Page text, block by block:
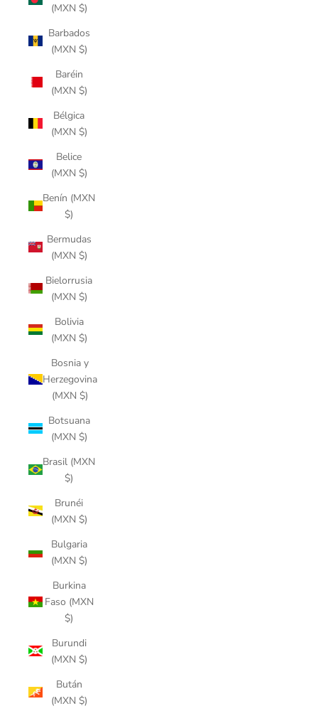
(MXN $)
Barbados
(MXN $)
Baréin
(MXN $)
Bélgica
(MXN $)
Belice
(MXN $)
Benín (MXN
$)
Bermudas
(MXN $)
Bielorrusia
(MXN $)
Bolivia
(MXN $)
Bosnia y
Herzegovina
(MXN $)
Botsuana
(MXN $)
Brasil (MXN
$)
Brunéi
(MXN $)
Bulgaria
(MXN $)
Burkina
Faso (MXN
$)
Burundi
(MXN $)
Bután
(MXN $)